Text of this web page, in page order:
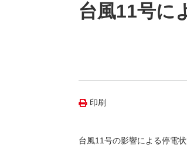
台風11号に
印刷
台風11号の影響による停電